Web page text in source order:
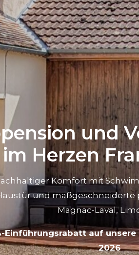
und
im Herzen
Komfort mit
und maßgeschneiderte
Magnac-Laval,
Einführungsrabatt auf
2026